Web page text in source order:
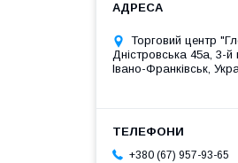
Торговий центр
Дністровська 45а, 3-й
Івано-Франківськ,
+380 (67) 957-93-65